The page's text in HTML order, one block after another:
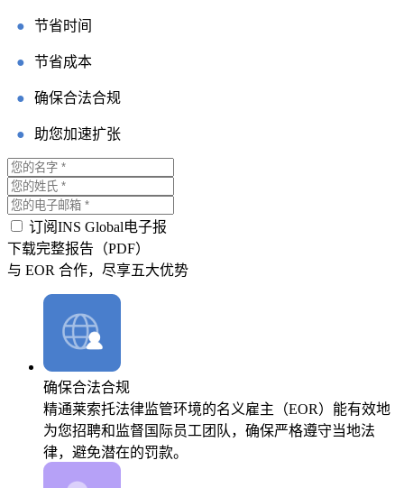
● 节省时间
● 节省成本
● 确保合法合规
● 助您加速扩张
订阅INS Global电子报
下载完整报告（PDF）
与 EOR 合作，尽享五大优势
确保合法合规
精通莱索托法律监管环境的名义雇主（EOR）能有效地
为您招聘和监督国际员工团队，确保严格遵守当地法
律，避免潜在的罚款。